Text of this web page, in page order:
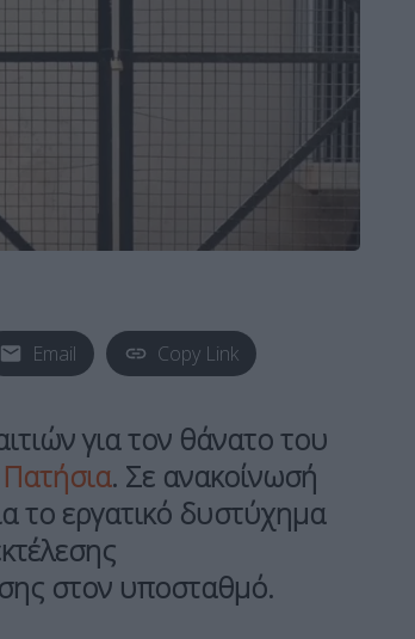
Email Copy Link
για τον θάνατο του
Πατήσια. Σε ανακοίνωσή
το εργατικό δυστύχημα
στον υποσταθμό.